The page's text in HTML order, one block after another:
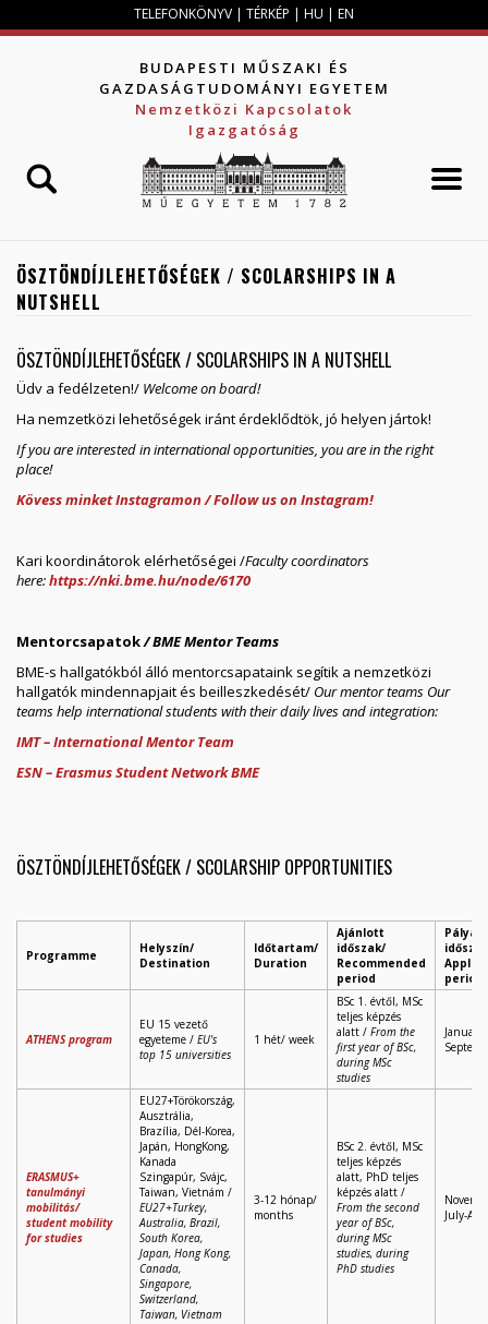
Jump to navigation
TELEFONKÖNYV | TÉRKÉP | HU | EN
BUDAPESTI MŰSZAKI ÉS
GAZDASÁGTUDOMÁNYI EGYETEM
Nemzetközi Kapcsolatok
Igazgatóság
ÖSZTÖNDÍJLEHETŐSÉGEK / SCOLARSHIPS IN A
NUTSHELL
ÖSZTÖNDÍJLEHETŐSÉGEK / SCOLARSHIPS IN A NUTSHELL
Üdv a fedélzeten!/ Welcome on board!
Ha nemzetközi lehetőségek iránt érdeklődtök, jó helyen jártok!
If you are interested in international opportunities, you are in the right
place!
Kövess minket Instagramon /Follow us on Instagram!
Kari koordinátorok elérhetőségei /Faculty coordinators
here:https://nki.bme.hu/node/6170
Mentorcsapatok/ BME Mentor Teams
BME-s hallgatókból álló mentorcsapataink segítik a nemzetközi
hallgatók mindennapjait és beilleszkedését/ Our mentor teams Our
teams help international students with their daily lives and integration:
IMT – International Mentor Team
ESN – Erasmus Student Network BME
ÖSZTÖNDÍJLEHETŐSÉGEK / SCOLARSHIP OPPORTUNITIES
Programme
Helyszín/
Destination
Időtartam/
Duration
Ajánlott
időszak/
Recommended
period
period
ATHENS program
EU 15 vezető
egyeteme / EU's
top 15 universities
1 hét/ week
BSc 1. évtől, MSc
teljes képzés
alatt / From the
first year of BSc,
during MSc
studies
January,
ERASMUS+
tanulmányi
mobilitás/
student mobility
for studies
EU27+Törökország,
Ausztrália,
Brazília, Dél-Korea,
Japán, HongKong,
Kanada
Szingapúr, Svájc,
Taiwan, Vietnám /
EU27+Turkey,
Australia, Brazil,
South Korea,
Japan, Hong Kong,
Canada,
Singapore,
Switzerland,
Taiwan, Vietnam
3-12 hónap/
months
BSc 2. évtől, MSc
teljes képzés
alatt, PhD teljes
képzés alatt /
From the second
year of BSc,
during MSc
studies, during
PhD studies
July-